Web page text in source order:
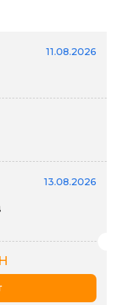
11.08.2026
13.08.2026